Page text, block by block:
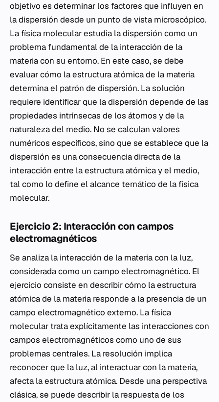
objetivo es determinar los factores que influyen en
la dispersión desde un punto de vista microscópico.
La física molecular estudia la dispersión como un
problema fundamental de la interacción de la
materia con su entorno. En este caso, se debe
evaluar cómo la estructura atómica de la materia
determina el patrón de dispersión. La solución
requiere identificar que la dispersión depende de las
propiedades intrínsecas de los átomos y de la
naturaleza del medio. No se calculan valores
numéricos específicos, sino que se establece que la
dispersión es una consecuencia directa de la
interacción entre la estructura atómica y el medio,
tal como lo define el alcance temático de la física
molecular.
Ejercicio 2: Interacción con campos
electromagnéticos
Se analiza la interacción de la materia con la luz,
considerada como un campo electromagnético. El
ejercicio consiste en describir cómo la estructura
atómica de la materia responde a la presencia de un
campo electromagnético externo. La física
molecular trata explícitamente las interacciones con
campos electromagnéticos como uno de sus
problemas centrales. La resolución implica
reconocer que la luz, al interactuar con la materia,
afecta la estructura atómica. Desde una perspectiva
clásica, se puede describir la respuesta de los